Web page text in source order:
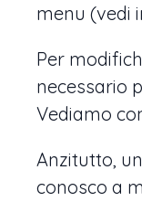
menu (vedi
Per
necessario
Vediamo
Anzitutto,
conosco a